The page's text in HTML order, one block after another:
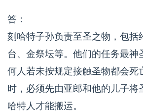
答：
刻哈特子孙负责至圣之物，包括
台、金祭坛等。他们的任务最神
何人若未按规定接触圣物都会死
时，必须先由亚郎和他的儿子将
哈特人才能搬运。